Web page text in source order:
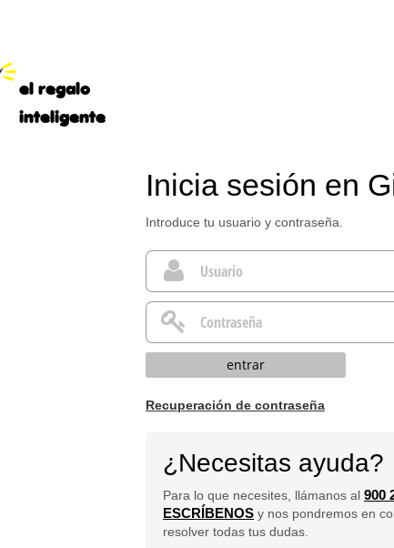
el regalo
inteligente
Inicia sesión en
Introduce tu usuario y contraseña.
entrar
Recuperación de contraseña
¿Necesitas ayuda?
Para lo que necesites, llámanos al 900
ESCRÍBENOS y nos pondremos en
resolver todas tus dudas.